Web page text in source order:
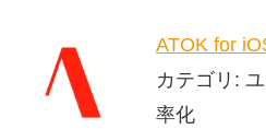
ATOK for
カテゴリ:
率化